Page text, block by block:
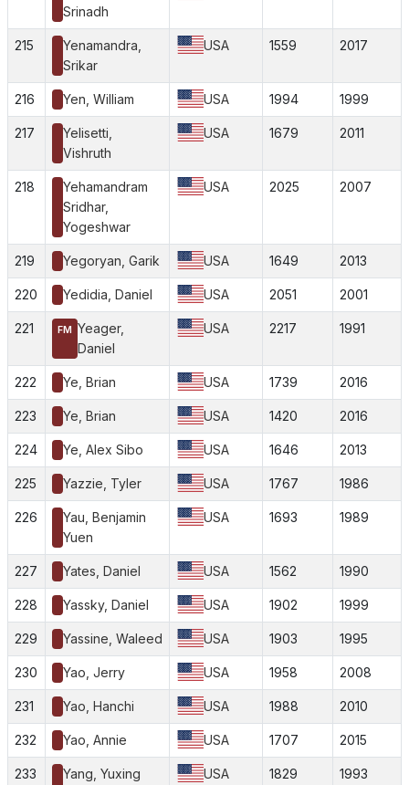
Srinadh
215
Yenamandra,
Srikar
USA 1559 2017
216 Yen, William USA 1994 1999
217
Yelisetti,
Vishruth
USA 1679 2011
218
Yehamandram
Sridhar,
Yogeshwar
USA 2025 2007
219 Yegoryan, Garik USA 1649 2013
220 Yedidia, Daniel USA 2051 2001
221 FM Yeager,
Daniel
USA 2217 1991
222 Ye, Brian USA 1739 2016
223 Ye, Brian USA 1420 2016
224 Ye, Alex Sibo USA 1646 2013
225 Yazzie, Tyler USA 1767 1986
226
Yau, Benjamin
Yuen
USA 1693 1989
227 Yates, Daniel USA 1562 1990
228 Yassky, Daniel USA 1902 1999
229 Yassine, Waleed USA 1903 1995
230 Yao, Jerry USA 1958 2008
231 Yao, Hanchi USA 1988 2010
232 Yao, Annie USA 1707 2015
233
Yang, Yuxing
USA 1829 1993